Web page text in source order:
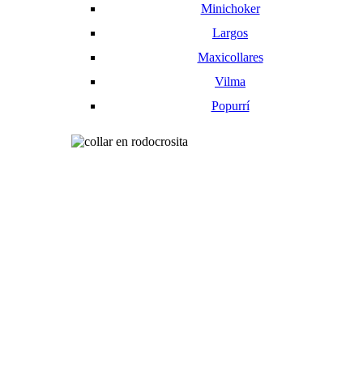
Minichoker
Largos
Maxicollares
Vilma
Popurrí